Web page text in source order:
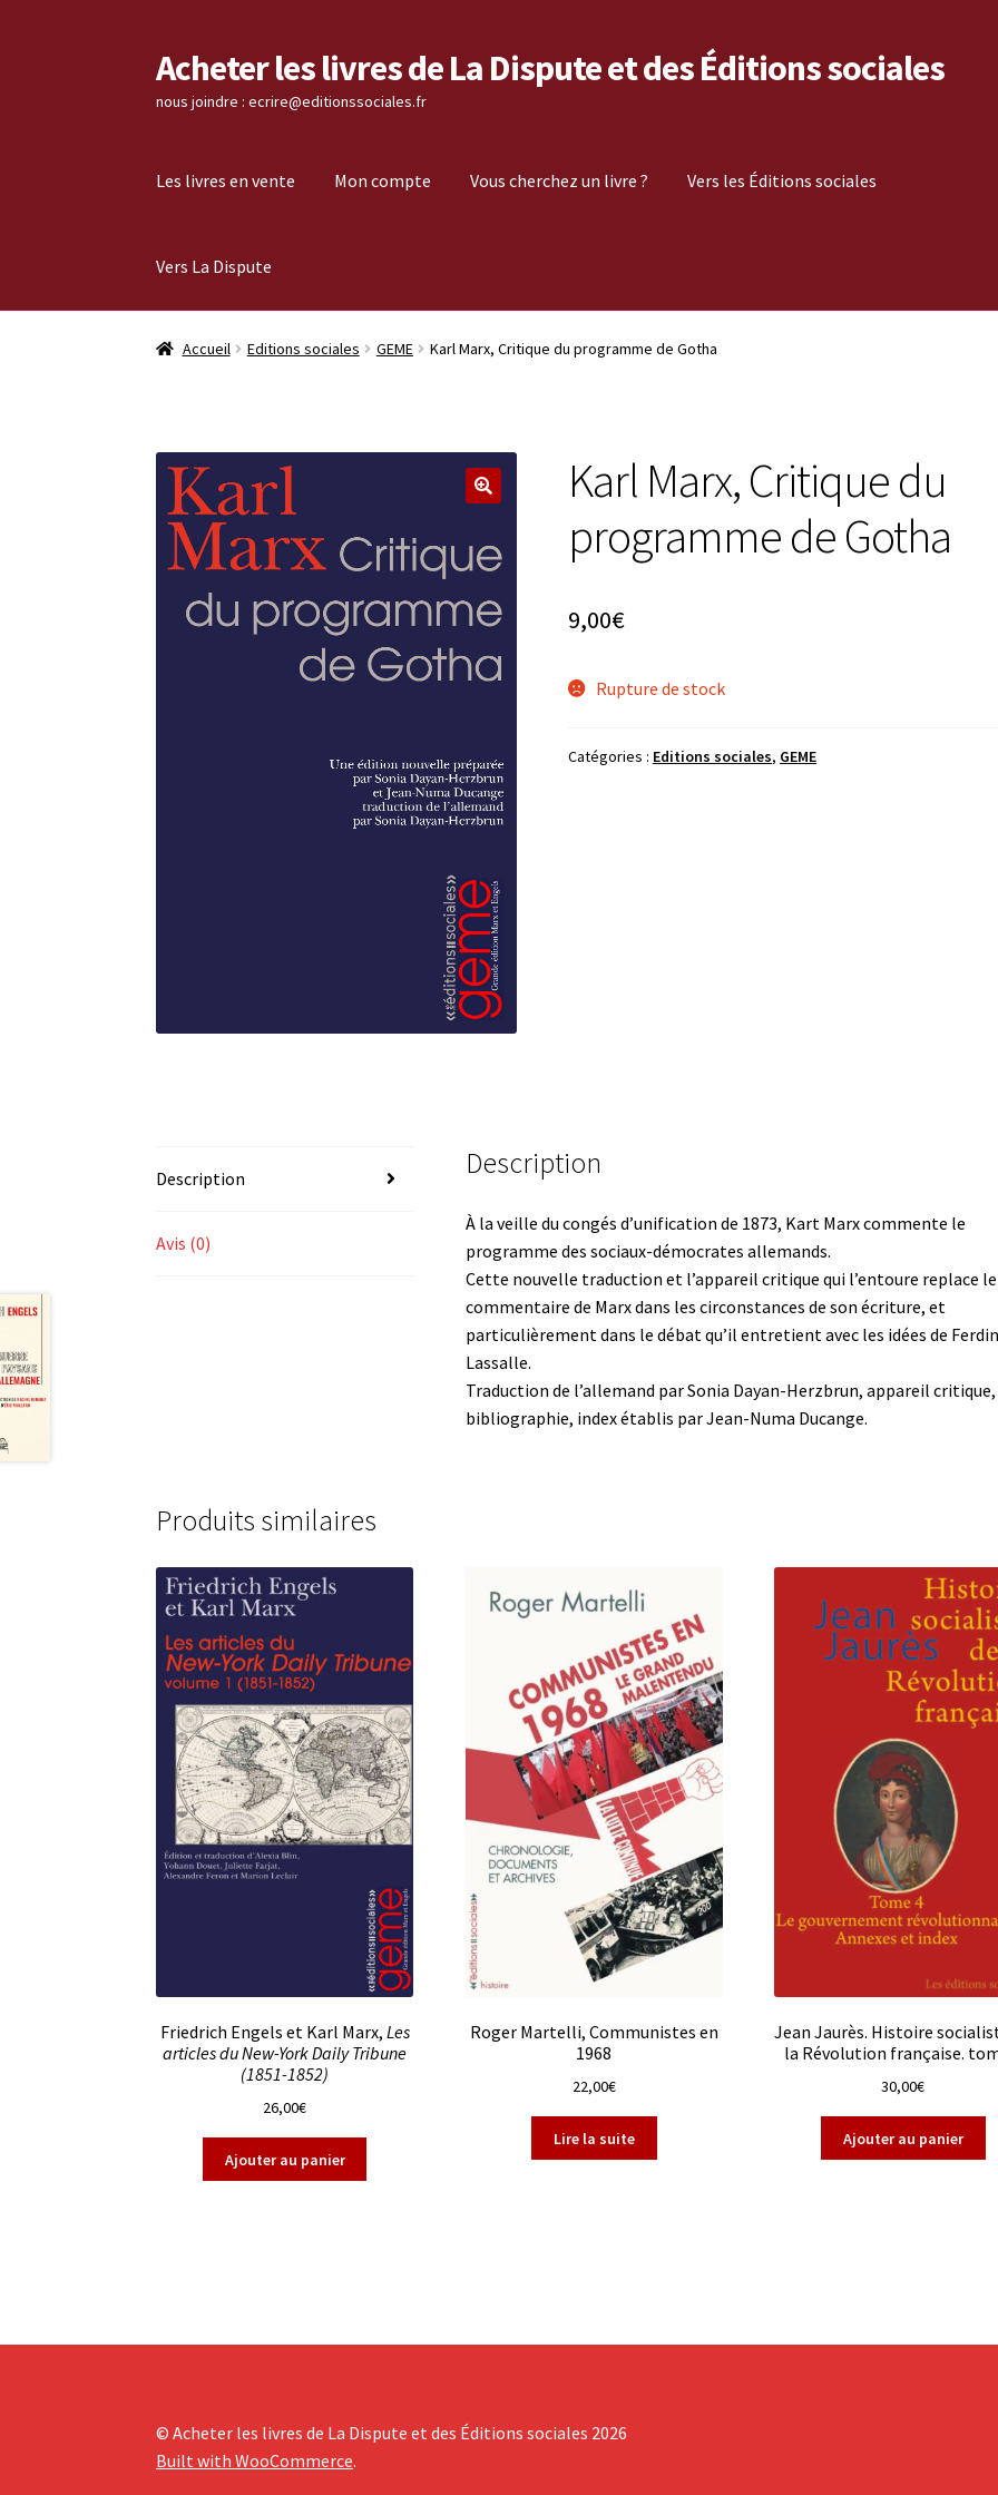
Aller
à
la
Aller
au
contenu
Acheter les livres de La Dispute et des Éditions sociales
nous joindre : ecrire@editionssociales.fr
Les livres en vente Mon compte Vous cherchez un livre ? Vers les Éditions sociales
Vers La Dispute
Accueil Editions sociales GEME Karl Marx, Critique du programme de Gotha
Karl Marx, Critique du
programme de Gotha
9,00€
Rupture de stock
Catégories : Editions sociales, GEME
Description
Avis (0)
Description
À la veille du congés d’unification de 1873, Kart Marx commente le
programme des sociaux-démocrates allemands.
Cette nouvelle traduction et l’appareil critique qui l’entoure replace le
commentaire de Marx dans les circonstances de son écriture, et
particulièrement dans le débat qu’il entretient avec les idées de
Lassalle.
Traduction de l’allemand par Sonia Dayan-Herzbrun, appareil critique,
bibliographie, index établis par Jean-Numa Ducange.
Produits similaires
Friedrich Engels et Karl Marx, Les
articles du New-York Daily Tribune
(1851-1852)
26,00€
Ajouter au panier
Roger Martelli, Communistes en
1968
22,00€
Lire la suite
Jean Jaurès. Histoire
la Révolution française.
30,00€
Ajouter au panier
© Acheter les livres de La Dispute et des Éditions sociales 2026
Built with WooCommerce.